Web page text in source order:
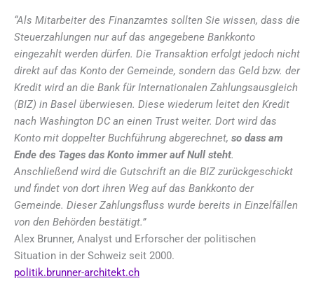
“Als Mitarbeiter des Finanzamtes sollten Sie wissen, dass die
Steuerzahlungen nur auf das angegebene Bankkonto
eingezahlt werden dürfen. Die Transaktion erfolgt jedoch nicht
direkt auf das Konto der Gemeinde, sondern das Geld bzw. der
Kredit wird an die Bank für Internationalen Zahlungsausgleich
(BIZ) in Basel überwiesen. Diese wiederum leitet den Kredit
nach Washington DC an einen Trust weiter. Dort wird das
Konto mit doppelter Buchführung abgerechnet, so dass am
Ende des Tages das Konto immer auf Null steht.
Anschließend wird die Gutschrift an die BIZ zurückgeschickt
und findet von dort ihren Weg auf das Bankkonto der
Gemeinde. Dieser Zahlungsfluss wurde bereits in Einzelfällen
von den Behörden bestätigt.”
Alex Brunner, Analyst und Erforscher der politischen
Situation in der Schweiz seit 2000.
politik.brunner-architekt.ch